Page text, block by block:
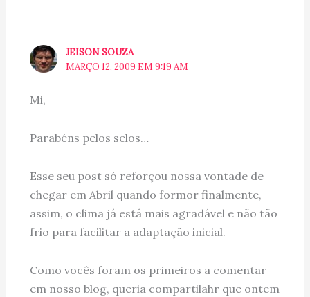
JEISON SOUZA
MARÇO 12, 2009 EM 9:19 AM
Mi,
Parabéns pelos selos…
Esse seu post só reforçou nossa vontade de
chegar em Abril quando formor finalmente,
assim, o clima já está mais agradável e não tão
frio para facilitar a adaptação inicial.
Como vocês foram os primeiros a comentar
em nosso blog, queria compartilahr que ontem